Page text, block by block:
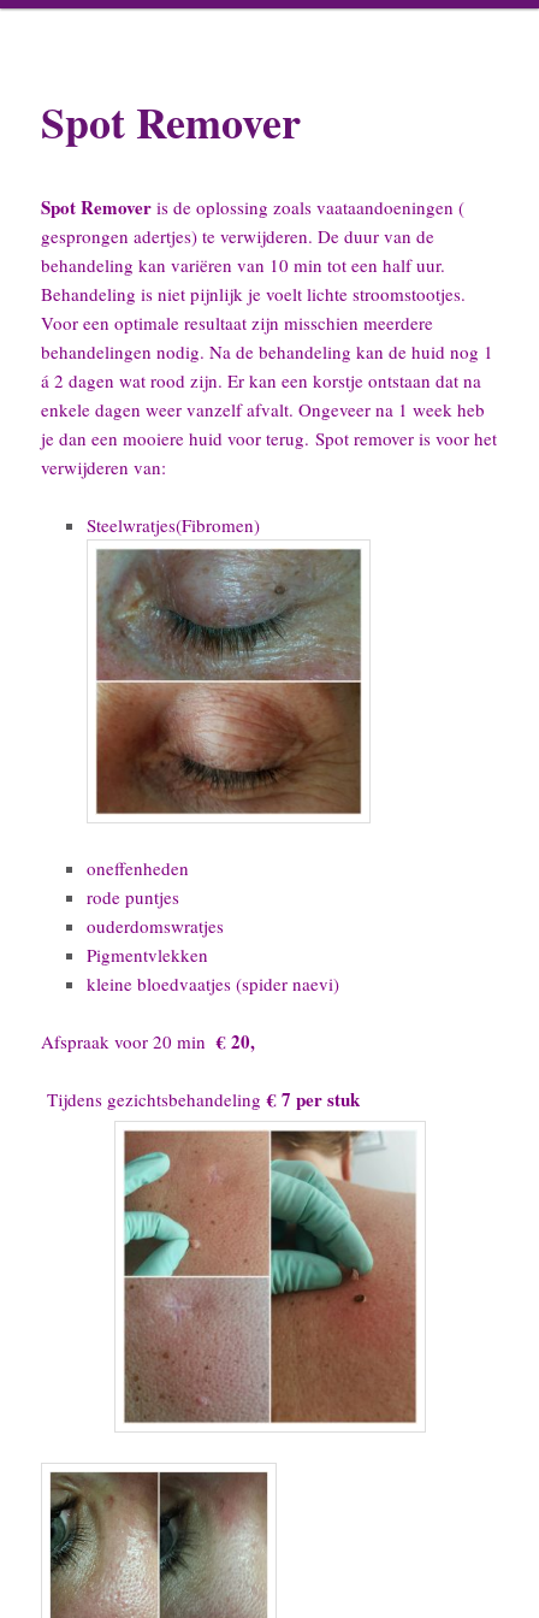
Spot Remover
Spot Remover is de oplossing zoals vaataandoeningen (
gesprongen adertjes) te verwijderen. De duur van de
behandeling kan variëren van 10 min tot een half uur.
Behandeling is niet pijnlijk je voelt lichte stroomstootjes.
Voor een optimale resultaat zijn misschien meerdere
behandelingen nodig. Na de behandeling kan de huid nog 1
á 2 dagen wat rood zijn. Er kan een korstje ontstaan dat na
enkele dagen weer vanzelf afvalt. Ongeveer na 1 week heb
je dan een mooiere huid voor terug.Spot remover is voor het
verwijderen van:
Steelwratjes(Fibromen)
oneffenheden
rode puntjes
ouderdomswratjes
Pigmentvlekken
kleine bloedvaatjes (spider naevi)
Afspraak voor 20 min € 20,
Tijdens gezichtsbehandeling€ 7 per stuk